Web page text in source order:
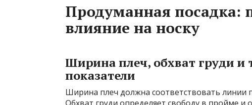
Продуманная посадка:
влияние на носку
Ширина плеч, обхват груди и
показатели
Ширина плеч должна соответствовать линии
Обхват груди определяет свободу в пройме